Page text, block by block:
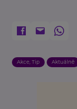
Akce, Tip Aktuálně